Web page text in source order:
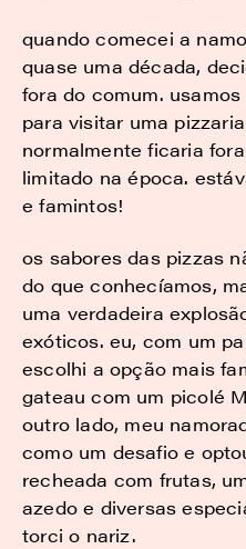
quando comecei a
quase uma década,
fora do comum.
para visitar uma
normalmente ficaria
limitado na época.
e famintos!
os sabores das pizzas
do que conhecíamos,
uma verdadeira
exóticos. eu, com um
escolhi a opção mais
gateau com um picolé
outro lado, meu
como um desafio e
recheada com frutas,
azedo e diversas
torci o nariz.